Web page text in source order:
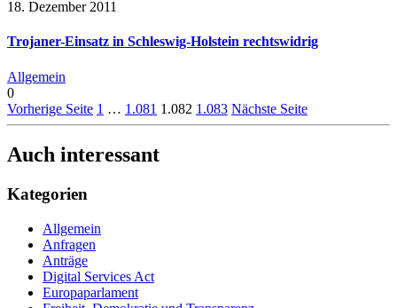
18. Dezember 2011
Trojaner-Einsatz in Schleswig-Holstein rechtswidrig
Allgemein
0
Vorherige Seite 1 … 1.081 1.082 1.083 Nächste Seite
Auch interessant
Kategorien
Allgemein
Anfragen
Anträge
Digital Services Act
Europaparlament